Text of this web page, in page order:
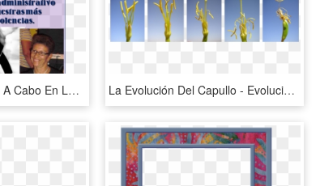
El Velorio Se Llevará A Cabo En La Funeraria La Diplomática - Imagenes De Luto, HD Png Download La Evolución Del Capullo - Evolucion De La Flor, HD Png Download